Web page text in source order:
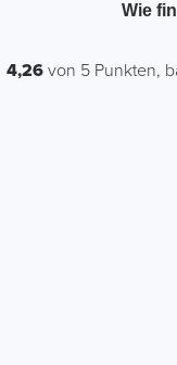
Wie
4,26 von 5 Punkten,